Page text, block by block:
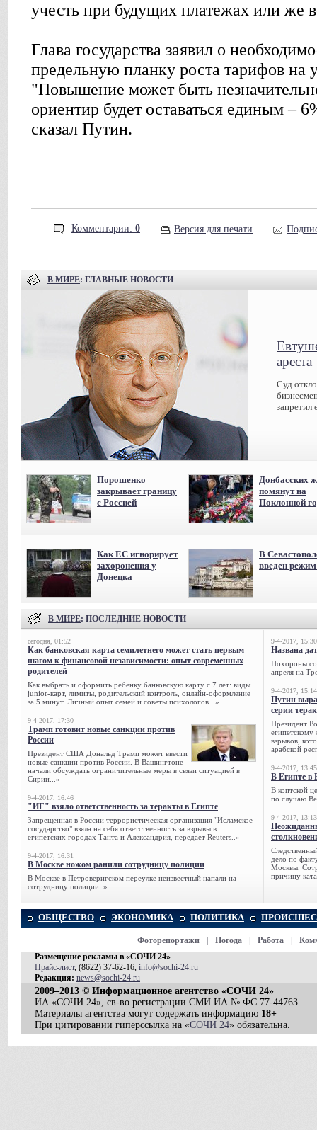
учесть при будущих платежах или же
Глава государства заявил о
предельную планку роста тарифов
"Повышение может быть
ориентир будет оставаться единым –
сказал Путин.
Комментарии: 0 Версия для печати
В МИРЕ: ГЛАВНЫЕ НОВОСТИ
ареста
Суд
запретил
Порошенко
закрывает границу
с Россией
Донбасских
помянут на
Поклонной
Как ЕС игнорирует
захоронения у
Донецка
В
введен
В МИРЕ: ПОСЛЕДНИЕ НОВОСТИ
сегодня, 01:52
Как банковская карта семилетнего может стать первым
шагом к финансовой независимости: опыт современных
родителей
Как выбрать и оформить ребёнку банковскую карту с 7 лет: виды
junior-карт, лимиты, родительский контроль, онлайн-оформление
за 5 минут. Личный опыт семей и советы психологов...»
9-4-2017, 17:30
Трамп готовит новые санкции против
России
Президент США Дональд Трамп может ввести
новые санкции против России. В Вашингтоне
начали обсуждать ограничительные меры в связи ситуацией в
Сирии...»
9-4-2017, 16:46
"ИГ" взяло ответственность за теракты в Египте
Запрещенная в России террористическая организация "Исламское
государство" взяла на себя ответственность за взрывы в
египетских городах Танта и Александрия, передает Reuters..»
9-4-2017, 16:31
В Москве ножом ранили сотрудницу полиции
В Москве в Петроверигском переулке неизвестный напали на
сотрудницу полиции..»
9-4-2017, 15:30
Названа
Похороны
апреля на
9-4-2017, 15:14
Путин
серии
Президент
египетскому
взрывов,
арабской
9-4-2017, 13:45
В Египте в
В коптской
по случаю
9-4-2017, 13:13
дело по
Москвы.
причину
ОБЩЕСТВО ЭКОНОМИКА ПОЛИТИКА
Фоторепортажи Погода Работа
Размещение рекламы в «СОЧИ 24»
Прайс-лист, (8622) 37-62-16, info@sochi-24.ru
Редакция: news@sochi-24.ru
2009–2013 © Информационное агентство «СОЧИ 24»
ИА «СОЧИ 24», св-во регистрации СМИ ИА № ФС 77-44763
Материалы агентства могут содержать информацию 18+
При цитировании гиперссылка на «СОЧИ 24» обязательна.